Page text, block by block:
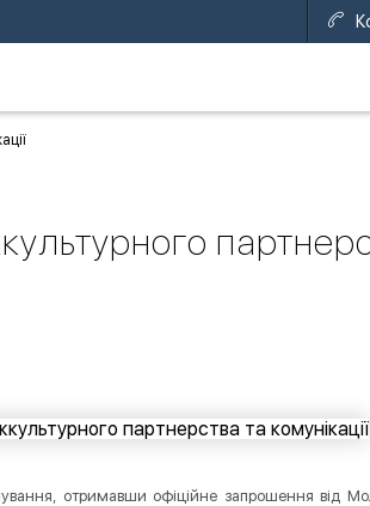
отримавши офіційне запрошення від